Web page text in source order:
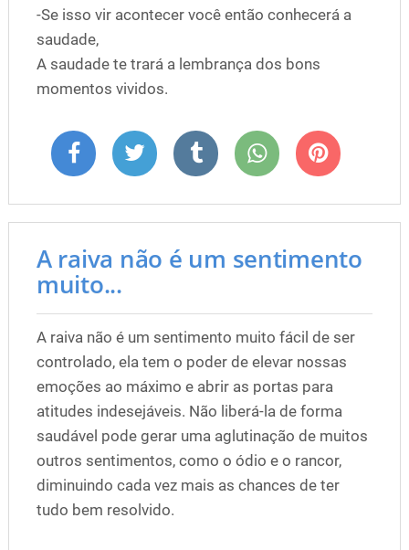
-Se isso vir acontecer você então conhecerá a
saudade,
A saudade te trará a lembrança dos bons
momentos vividos.
A raiva não é um sentimento
muito...
A raiva não é um sentimento muito fácil de ser
controlado, ela tem o poder de elevar nossas
emoções ao máximo e abrir as portas para
atitudes indesejáveis. Não liberá-la de forma
saudável pode gerar uma aglutinação de muitos
outros sentimentos, como o ódio e o rancor,
diminuindo cada vez mais as chances de ter
tudo bem resolvido.